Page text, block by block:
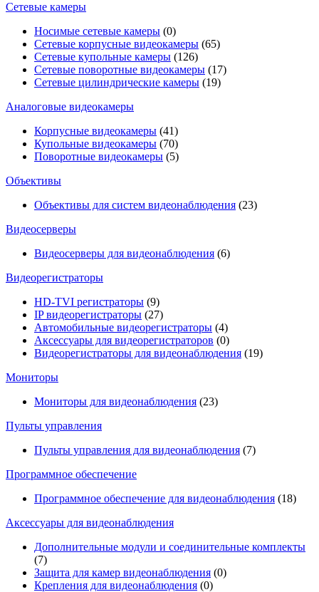
Сетевые камеры
Носимые сетевые камеры (0)
Сетевые корпусные видеокамеры (65)
Сетевые купольные камеры (126)
Сетевые поворотные видеокамеры (17)
Сетевые цилиндрические камеры (19)
Аналоговые видеокамеры
Корпусные видеокамеры (41)
Купольные видеокамеры (70)
Поворотные видеокамеры (5)
Объективы
Объективы для систем видеонаблюдения (23)
Видеосерверы
Видеосерверы для видеонаблюдения (6)
Видеорегистраторы
HD-TVI регистраторы (9)
IP видеорегистраторы (27)
Автомобильные видеорегистраторы (4)
Аксессуары для видеорегистраторов (0)
Видеорегистраторы для видеонаблюдения (19)
Мониторы
Мониторы для видеонаблюдения (23)
Пульты управления
Пульты управления для видеонаблюдения (7)
Программное обеспечение
Программное обеспечение для видеонаблюдения (18)
Аксессуары для видеонаблюдения
Дополнительные модули и соединительные комплекты
(7)
Защита для камер видеонаблюдения (0)
Крепления для видеонаблюдения (0)